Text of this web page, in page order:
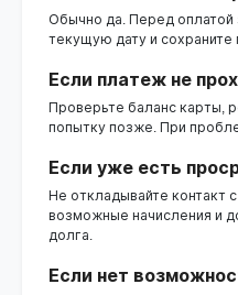
Обычно да. Перед оплатой
текущую дату и
Если платеж не
Проверьте баланс карты,
попытку позже. При
Если уже есть
Не откладывайте контакт
возможные начисления и
долга.
Если нет